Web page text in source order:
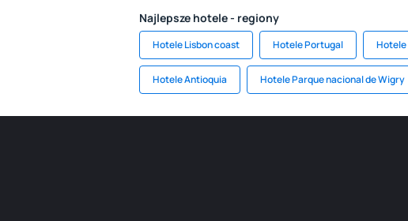
Najlepsze hotele - regiony
Hotele Lisbon coast Hotele Portugal Hotele
Hotele Antioquia Hotele Parque nacional de Wigry